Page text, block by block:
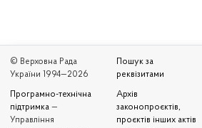
© Верховна Рада
України 1994—2026
Програмно-технічна
підтримка —
Управління
Пошук за
реквізитами
Архів
законопроєктів,
проєктів інших актів